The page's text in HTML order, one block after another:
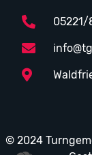
05221/
© 2024